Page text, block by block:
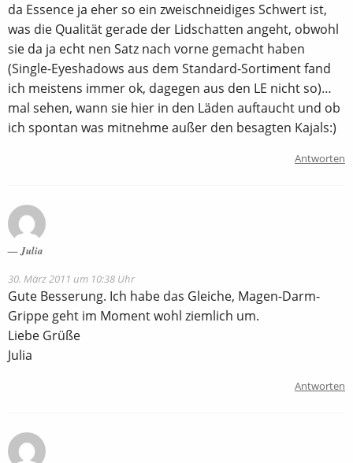
da Essence ja eher so ein zweischneidiges Schwert ist,
was die Qualität gerade der Lidschatten angeht, obwohl
sie da ja echt nen Satz nach vorne gemacht haben
(Single-Eyeshadows aus dem Standard-Sortiment fand
ich meistens immer ok, dagegen aus den LE nicht so)…
mal sehen, wann sie hier in den Läden auftaucht und ob
ich spontan was mitnehme außer den besagten Kajals:)
Antworten
Julia
30. März 2011 um 10:38 Uhr
Gute Besserung. Ich habe das Gleiche, Magen-Darm-
Grippe geht im Moment wohl ziemlich um.
Liebe Grüße
Julia
Antworten